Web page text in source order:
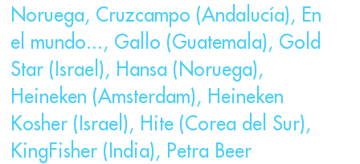
Noruega, Cruzcampo (Andalucía), En
el mundo..., Gallo (Guatemala), Gold
Star (Israel), Hansa (Noruega),
Heineken (Amsterdam), Heineken
Kosher (Israel), Hite (Corea del Sur),
KingFisher (India), Petra Beer